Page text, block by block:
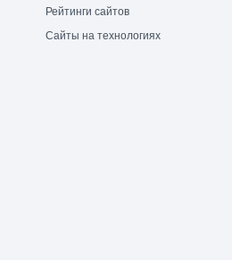
Рейтинги сайтов
Сайты на технологиях